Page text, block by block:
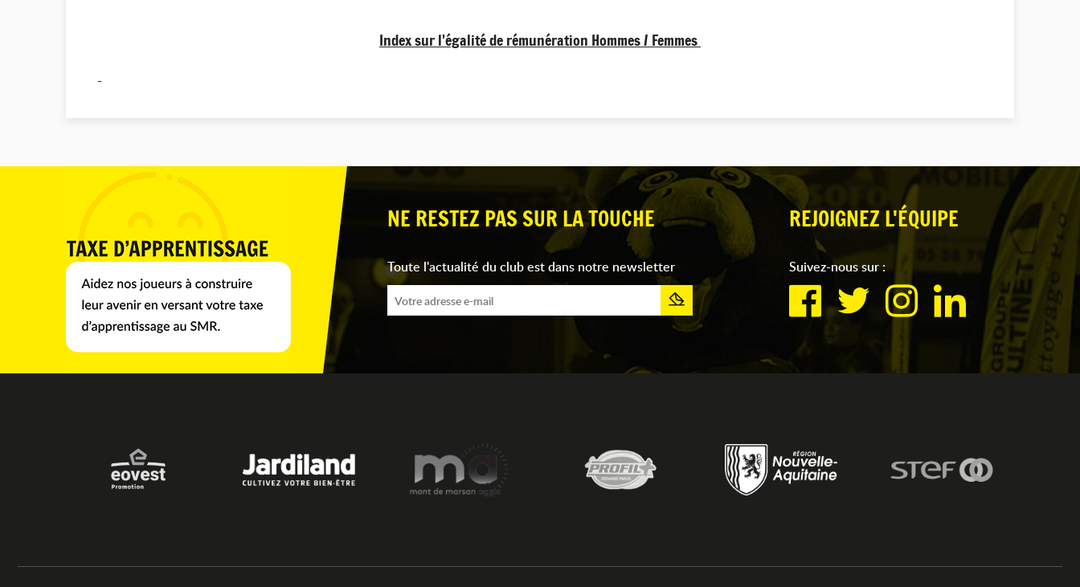
Index sur l'égalité de rémunération Hommes / Femmes
NE RESTEZ PAS SUR LA TOUCHE
Toute l'actualité du club est dans notre newsletter
REJOIGNEZ L'ÉQUIPE
Suivez-nous sur :